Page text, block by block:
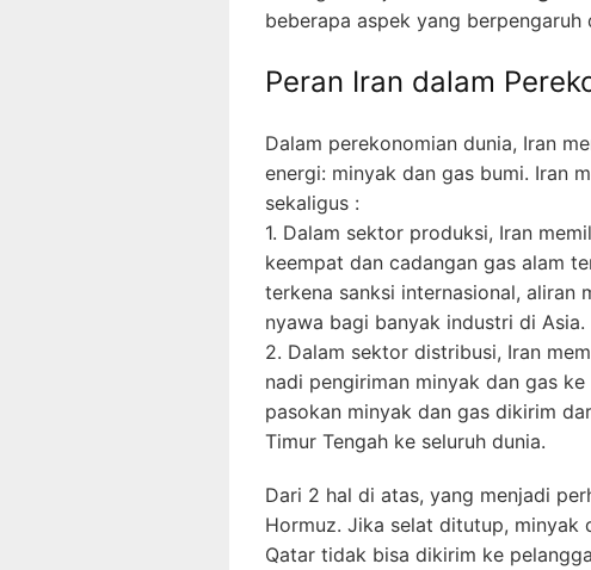
beberapa aspek yang berpengaruh
Peran Iran dalam
Dalam perekonomian dunia, Iran
energi: minyak dan gas bumi. Iran
sekaligus :
1. Dalam sektor produksi, Iran
keempat dan cadangan gas alam
terkena sanksi internasional, aliran
nyawa bagi banyak industri di Asia.
2. Dalam sektor distribusi, Iran
nadi pengiriman minyak dan gas
pasokan minyak dan gas dikirim
Timur Tengah ke seluruh dunia.
Dari 2 hal di atas, yang menjadi
Hormuz. Jika selat ditutup, minyak
Qatar tidak bisa dikirim ke